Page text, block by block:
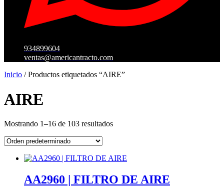
934899604
ventas@americantracto.com
Inicio / Productos etiquetados “AIRE”
AIRE
Mostrando 1–16 de 103 resultados
AA2960 | FILTRO DE AIRE